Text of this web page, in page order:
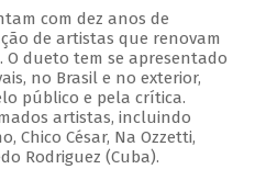
com dez anos de
de artistas que renovam
dueto tem se apresentado
no Brasil e no exterior,
público e pela crítica.
artistas, incluindo
Chico César, Na Ozzetti,
Rodriguez (Cuba).